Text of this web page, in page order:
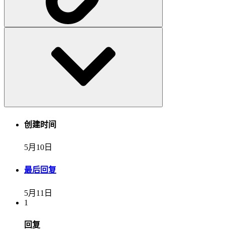
创建时间
5月10日
最后回复
5月11日
1
回复